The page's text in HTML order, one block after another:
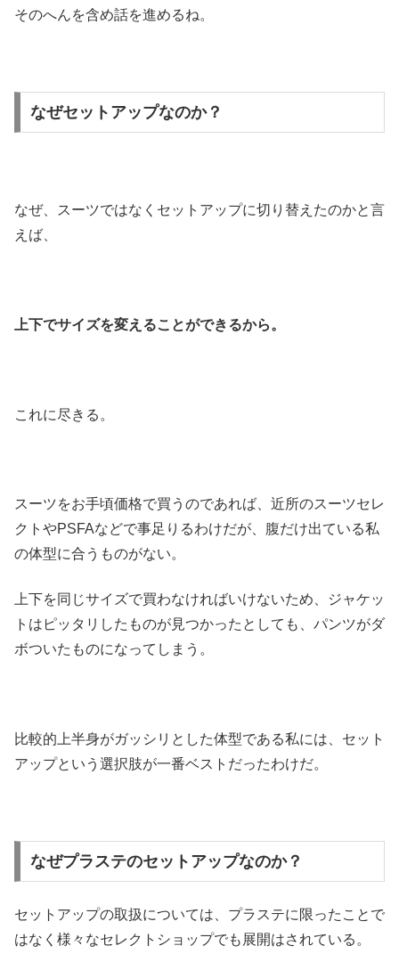
そのへんを含め話を進めるね。
なぜセットアップなのか？
なぜ、スーツではなくセットアップに切り替えたのかと言
えば、
上下でサイズを変えることができるから。
これに尽きる。
スーツをお手頃価格で買うのであれば、近所のスーツセレ
クトやPSFAなどで事足りるわけだが、腹だけ出ている私
の体型に合うものがない。
上下を同じサイズで買わなければいけないため、ジャケッ
トはピッタリしたものが見つかったとしても、パンツがダ
ボついたものになってしまう。
比較的上半身がガッシリとした体型である私には、セット
アップという選択肢が一番ベストだったわけだ。
なぜプラステのセットアップなのか？
セットアップの取扱については、プラステに限ったことで
はなく様々なセレクトショップでも展開はされている。